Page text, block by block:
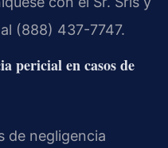
(888) 437-7747.
pericial en casos de
de negligencia